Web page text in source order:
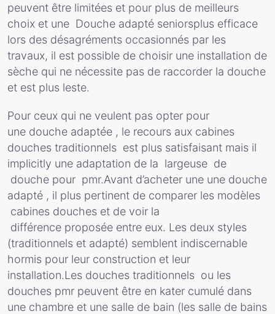
peuvent être limitées et pour plus de meilleurs
choix et une Douche adapté seniorsplus efficace
lors des désagréments occasionnés par les
travaux, il est possible de choisir une installation de
sèche qui ne nécessite pas de raccorder la douche
et est plus leste.
Pour ceux qui ne veulent pas opter pour
une douche adaptée , le recours aux cabines
douches traditionnels est plus satisfaisant mais il
implicitly une adaptation de la largeuse de
douche pour pmr.Avant d’acheter une une douche
adapté , il plus pertinent de comparer les modèles
cabines douches et de voir la
différence proposée entre eux. Les deux styles
(traditionnels et adapté) semblent indiscernable
hormis pour leur construction et leur
installation.Les douches traditionnels ou les
douches pmr peuvent être en kater cumulé dans
une chambre et une salle de bain (les salle de bains